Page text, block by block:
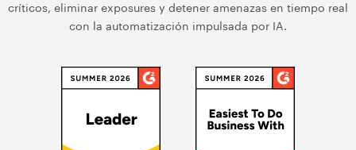
críticos, eliminar exposures y detener amenazas en tiempo real
con la automatización impulsada por IA.